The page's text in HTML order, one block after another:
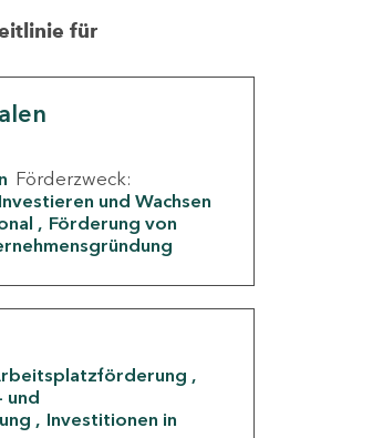
für
Förderzweck:
Investieren und Wachsen
Förderung von
und
Investitionen in